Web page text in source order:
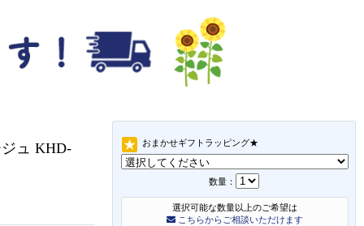
おまかせギフトラッピング★
数量：
選択可能な数量以上のご希望は
こちらからご相談いただけます
ュ KHD-